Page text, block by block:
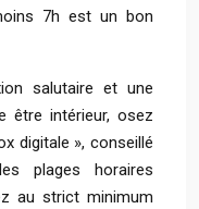
7h est un bon
salutaire et une
être intérieur, osez
digitale », conseillé
plages horaires
au strict minimum